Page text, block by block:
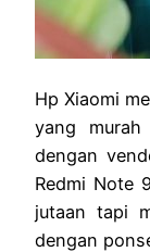
Hp Xiaomi
yang murah
dengan
Redmi Note
jutaan tapi
dengan